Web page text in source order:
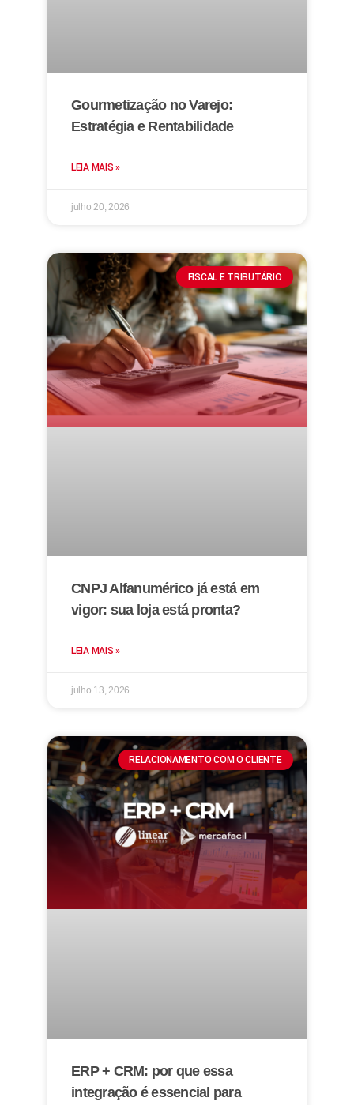
Gourmetização no Varejo:
Estratégia e Rentabilidade
LEIA MAIS »
julho 20, 2026
FISCAL E TRIBUTÁRIO
CNPJ Alfanumérico já está em
vigor: sua loja está pronta?
LEIA MAIS »
julho 13, 2026
RELACIONAMENTO COM O CLIENTE
ERP + CRM: por que essa
integração é essencial para